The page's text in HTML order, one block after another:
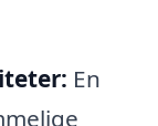
En